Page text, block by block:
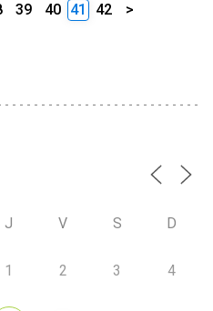
39 40 41 42 >
J V S D
1 2 3 4